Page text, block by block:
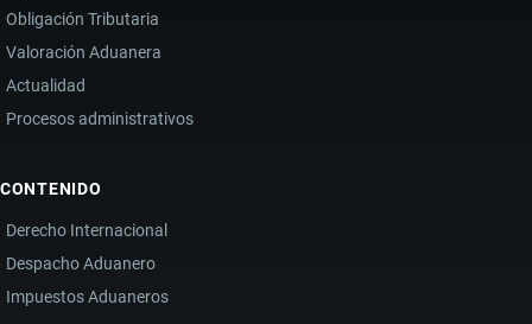
Obligación Tributaria
Valoración Aduanera
Actualidad
Procesos administrativos
CONTENIDO
Derecho Internacional
Despacho Aduanero
Impuestos Aduaneros